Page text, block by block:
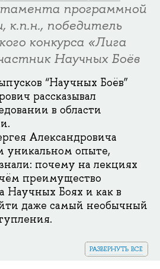
программной
к.п.н., победитель
конкурса «Лига
Научных Боёв
“Научных Боёв”
рассказывал
в области
Александровича
уникальном опыте,
почему на лекциях
преимущество
Научных Боях и как в
даже самый необычный
развернуть все